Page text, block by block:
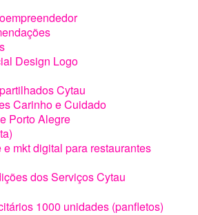
Design Logo
Cytau
Carinho e Cuidado
Porto Alegre
e mkt digital para restaurantes
dos Serviços Cytau
1000 unidades (panfletos)